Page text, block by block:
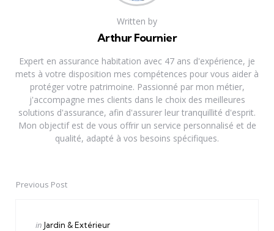
Written by
Arthur Fournier
Expert en assurance habitation avec 47 ans d'expérience, je
mets à votre disposition mes compétences pour vous aider à
protéger votre patrimoine. Passionné par mon métier,
j'accompagne mes clients dans le choix des meilleures
solutions d'assurance, afin d'assurer leur tranquillité d'esprit.
Mon objectif est de vous offrir un service personnalisé et de
qualité, adapté à vos besoins spécifiques.
PostPrevious Post
Posted
in Jardin & Extérieur